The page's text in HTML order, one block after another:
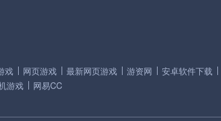
戏 网页游戏 最新网页游戏 游资网 安卓软件下载
游戏 网易CC